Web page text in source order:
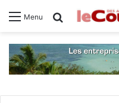
Menu Rechercher